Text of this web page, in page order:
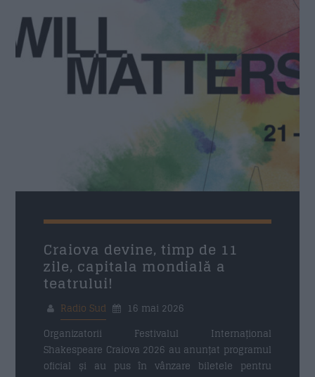
Mesaj*
Trimite
Craiova devine, timp de 11
zile, capitala mondială a
teatrului!
Radio Sud
16 mai 2026
Organizatorii Festivalul Internațional
Shakespeare Craiova 2026 au anunțat programul
oficial și au pus în vânzare biletele pentru